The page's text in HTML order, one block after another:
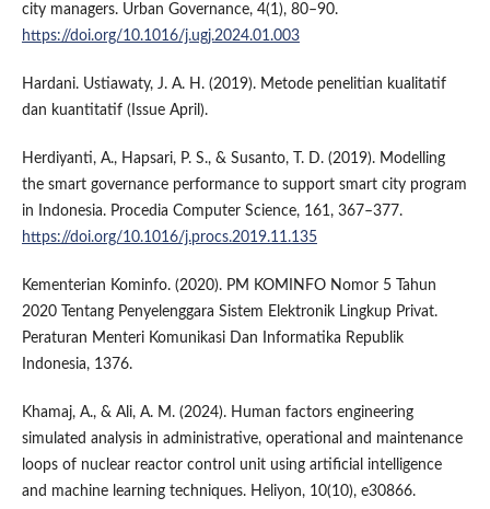
city managers. Urban Governance, 4(1), 80–90.
https://doi.org/10.1016/j.ugj.2024.01.003
Hardani. Ustiawaty, J. A. H. (2019). Metode penelitian kualitatif
dan kuantitatif (Issue April).
Herdiyanti, A., Hapsari, P. S., & Susanto, T. D. (2019). Modelling
the smart governance performance to support smart city program
in Indonesia. Procedia Computer Science, 161, 367–377.
https://doi.org/10.1016/j.procs.2019.11.135
Kementerian Kominfo. (2020). PM KOMINFO Nomor 5 Tahun
2020 Tentang Penyelenggara Sistem Elektronik Lingkup Privat.
Peraturan Menteri Komunikasi Dan Informatika Republik
Indonesia, 1376.
Khamaj, A., & Ali, A. M. (2024). Human factors engineering
simulated analysis in administrative, operational and maintenance
loops of nuclear reactor control unit using artificial intelligence
and machine learning techniques. Heliyon, 10(10), e30866.